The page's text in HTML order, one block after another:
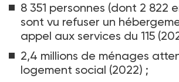
8 351 personnes (dont 2 822
sont vu refuser un
appel aux services du 115
2,4 millions de ménages
logement social (2022) ;